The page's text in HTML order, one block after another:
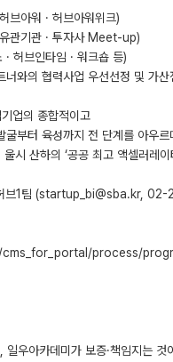
브아워 · 허브아워위크)
관기관 · 투자사 Meet-up)
허브인타임 · 워크숍 등)
와의 협력사업 우선선정 및 가산
업의 종합적이고
부터 육성까지 전 단계를 아우르
시 산하의 ‘공공 최고 액셀러레이
허브1팀 (startup_bi@sba.kr,
process/
우아카데미가 보증·책임지는 것